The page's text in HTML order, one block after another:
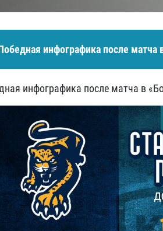
инфографика после матча
инфографика после матча в